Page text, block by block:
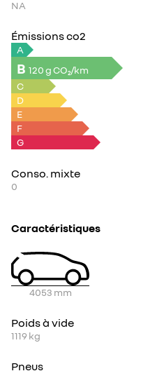
NA
Émissions co2
A
B 120 g CO₂/km
C
D
E
F
G
Conso. mixte
0
Caractéristiques
4053 mm
Poids à vide
1119 kg
Pneus